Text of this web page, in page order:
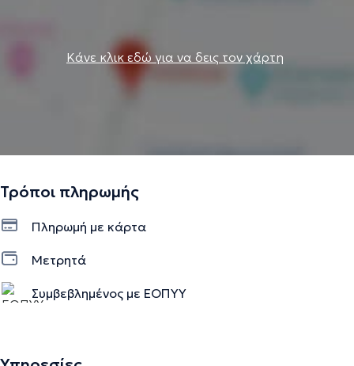
Κάνε κλικ εδώ για να δεις τον χάρτη
Τρόποι πληρωμής
Πληρωμή με κάρτα
Μετρητά
Συμβεβλημένος με ΕΟΠΥΥ